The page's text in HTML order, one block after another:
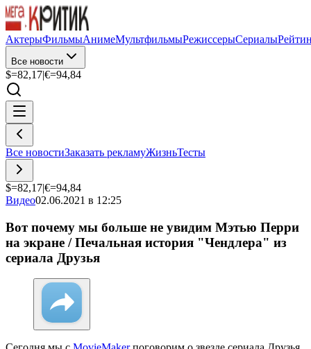
АктерыФильмыАнимеМультфильмыРежиссерыСериалы
Все новости
$=82,17|€=94,84
Все новостиЗаказать рекламуЖизньТесты
$=82,17|€=94,84
Видео02.06.2021 в 12:25
Вот почему мы больше не увидим Мэтью Перри
на экране / Печальная история "Чендлера" из
сериала Друзья